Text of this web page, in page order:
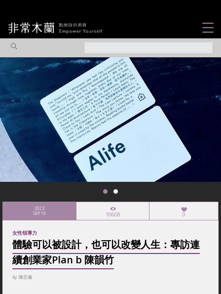
觀點專欄
焦點企劃
社會企業
認識我們
2023
SEP 19 10608 0
女性領導力
體驗可以被設計，也可以改變人生：專訪連
續創業家Plan b 陳韻竹
by 陳芷儀